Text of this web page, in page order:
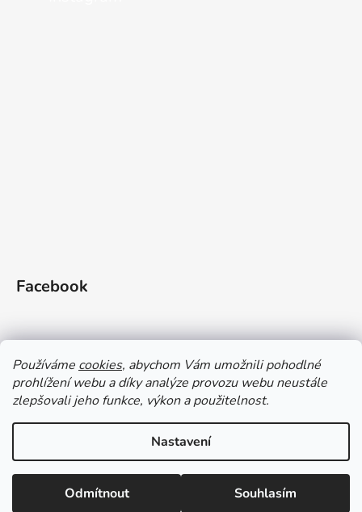
Používáme cookies, abychom Vám umožnili pohodlné
prohlížení webu a díky analýze provozu webu neustále
zlepšovali jeho funkce, výkon a použitelnost.
Nastavení
Odmítnout Souhlasím
Facebook
Doprava a platba Vrácení zboží Obchodní podmínky
Zásady ochrany OÚ a GDPR Magazín Kontakty
Vytvořil Shoptet
Copyright 2026Gleid shop
. Všechna práva vyhrazena.